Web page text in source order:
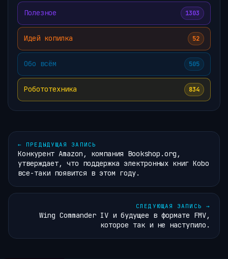
Полезное 1303
Идей копилка 52
Обо всём 505
Робототехника 834
← ПРЕДЫДУЩАЯ ЗАПИСЬ
Конкурент Amazon, компания Bookshop.org,
утверждает, что поддержка электронных книг Kobo
все-таки появится в этом году.
СЛЕДУЮЩАЯ ЗАПИСЬ →
Wing Commander IV и будущее в формате FMV,
которое так и не наступило.